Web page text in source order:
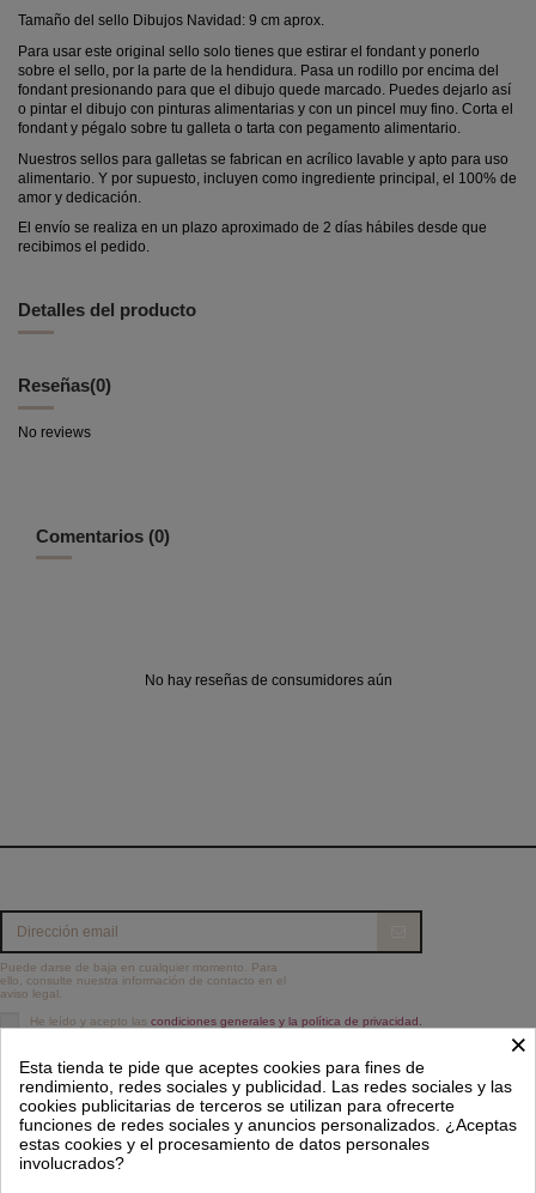
Tamaño del sello Dibujos Navidad: 9 cm aprox.
Para usar este original sello solo tienes que estirar el fondant y ponerlo
sobre el sello, por la parte de la hendidura. Pasa un rodillo por encima del
fondant presionando para que el dibujo quede marcado. Puedes dejarlo así
o pintar el dibujo con pinturas alimentarias y con un pincel muy fino. Corta el
fondant y pégalo sobre tu galleta o tarta con pegamento alimentario.
Nuestros sellos para galletas se fabrican en acrílico lavable y apto para uso
alimentario. Y por supuesto, incluyen como ingrediente principal, el 100% de
amor y dedicación.
El envío se realiza en un plazo aproximado de 2 días hábiles desde que
recibimos el pedido.
Detalles del producto
Reseñas(0)
No reviews
Comentarios (0)
No hay reseñas de consumidores aún
Puede darse de baja en cualquier momento. Para
ello, consulte nuestra información de contacto en el
aviso legal.
He leído y acepto las condiciones generales y la política de privacidad.
Contacto
Síguenos
×
Esta tienda te pide que aceptes cookies para fines de
rendimiento, redes sociales y publicidad. Las redes sociales y las
cookies publicitarias de terceros se utilizan para ofrecerte
funciones de redes sociales y anuncios personalizados. ¿Aceptas
estas cookies y el procesamiento de datos personales
involucrados?